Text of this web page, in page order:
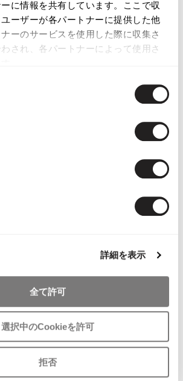
に情報を共有しています。ここで収
ーザーが各パートナーに提供した他
ーのサービスを使用した際に収集さ
され、各パートナーによって使用さ
詳細を表示
全て許可
選択中のCookieを許可
拒否
HOMME Rayon Lawn
Pocket Jacket Black 2
Sold
$‌290.00